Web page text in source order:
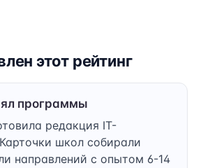
этот рейтинг
программы
редакция IT-
школ собирали
направлений с опытом 6-14